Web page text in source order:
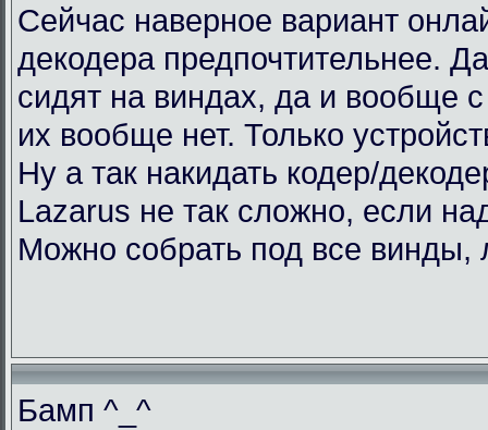
Сейчас наверное вариант
декодера предпочтительнее.
сидят на виндах, да и вообще с
их вообще нет. Только
Ну а так накидать кодер/
Lazarus не так сложно, если
Можно собрать под все винды,
Бамп ^_^